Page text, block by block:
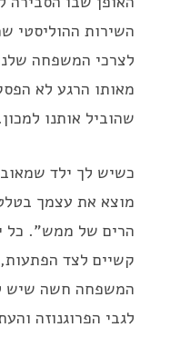
השירות ההוליסטי
לצרכי המשפחה
מאותו הרגע לא
שהוביל אותנו למכון.
כשיש לך ילד
מוצא את עצמך
הרים של ממש". כל
קשיים לצד
המשפחה חשה שיש
לגבי הפרוגנוזה